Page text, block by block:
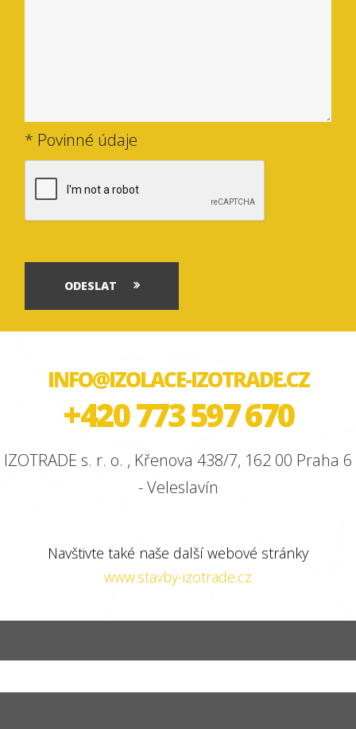
* Povinné údaje
ODESLAT
INFO@IZOLACE-IZOTRADE.CZ
+420 773 597 670
IZOTRADE s. r. o. , Křenova 438/7, 162 00 Praha 6
- Veleslavín
Navštivte také naše další webové stránky
www.stavby-izotrade.cz